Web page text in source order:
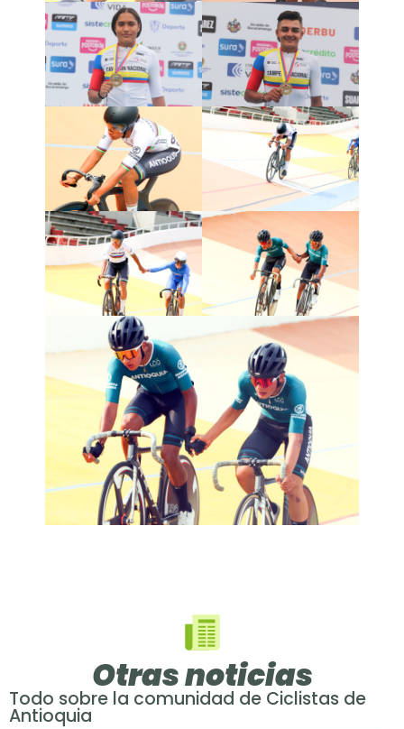
Otras noticias
Todo sobre la comunidad de Ciclistas de
Antioquia